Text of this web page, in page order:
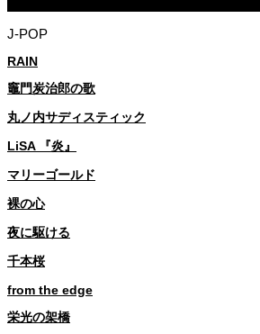
J-POP
RAIN
竈門炭治郎の歌
丸ノ内サディスティック
LiSA 『炎』
マリーゴールド
裸の心
夜に駆ける
千本桜
from the edge
栄光の架橋